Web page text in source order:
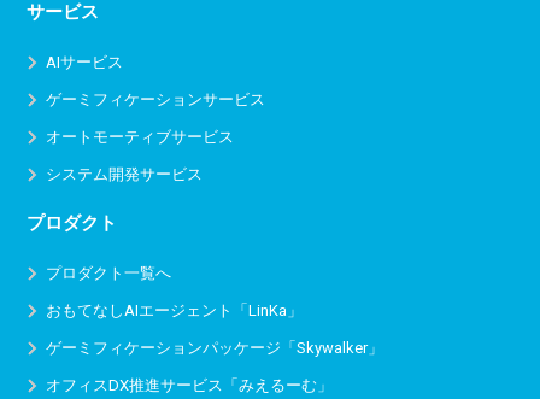
サービス
AIサービス
ゲーミフィケーションサービス
オートモーティブサービス
システム開発サービス
プロダクト
プロダクト一覧へ
おもてなしAIエージェント「LinKa」
ゲーミフィケーションパッケージ「Skywalker」
オフィスDX推進サービス 「みえるーむ」